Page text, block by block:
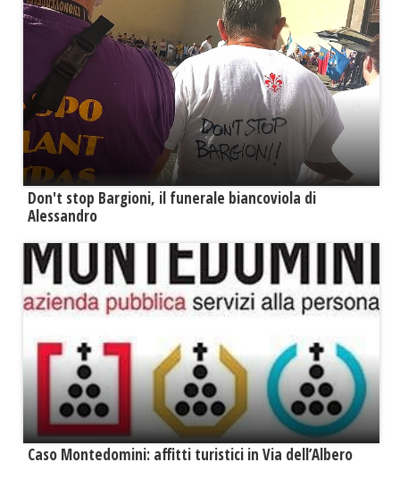
Don't stop Bargioni, il funerale biancoviola di
Alessandro
Caso Montedomini: affitti turistici in Via dell’Albero